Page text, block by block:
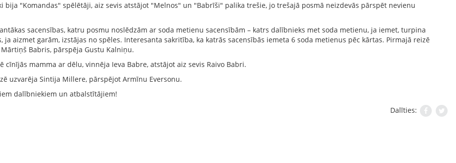
bija "Komandas" spēlētāji, aiz sevis atstājot "Melnos" un "Babrīši" palika trešie, jo trešajā posmā neizdevās pārspēt nevienu
sacensības, katru posmu noslēdzām ar soda metienu sacensībām – katrs dalībnieks met soda metienu, ja iemet, turpina
ja aizmet garām, izstājas no spēles. Interesanta sakritība, ka katrās sacensībās iemeta 6 soda metienus pēc kārtas. Pirmajā reizē
Babris, pārspēja Gustu Kalniņu.
cīnījās mamma ar dēlu, vinnēja Ieva Babre, atstājot aiz sevis Raivo Babri.
uzvarēja Sintija Millere, pārspējot Armīnu Eversonu.
dalībniekiem un atbalstītājiem!
Dalīties: